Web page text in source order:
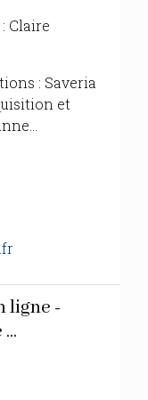
Claire
: Saveria
et
ligne -